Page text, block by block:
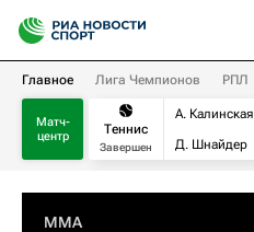
Главное Лига Чемпионов РПЛ
Матч-
центр
Теннис
Завершен
А. Калинская
Д. Шнайдер
MMA